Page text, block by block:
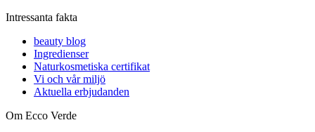
Intressanta fakta
beauty blog
Ingredienser
Naturkosmetiska certifikat
Vi och vår miljö
Aktuella erbjudanden
Om Ecco Verde